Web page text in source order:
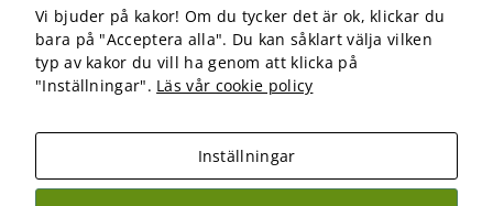
Förbundet
Om cookies
Copyright 2026 Fysioterapi | All Rights Reserved
Vi bjuder på kakor! Om du tycker det är ok, klickar du
bara på "Acceptera alla". Du kan såklart välja vilken
typ av kakor du vill ha genom att klicka på
"Inställningar". Läs vår cookie policy
Inställningar
funktionalitet
och
uppbyggnad,
baserat på
hur
används.